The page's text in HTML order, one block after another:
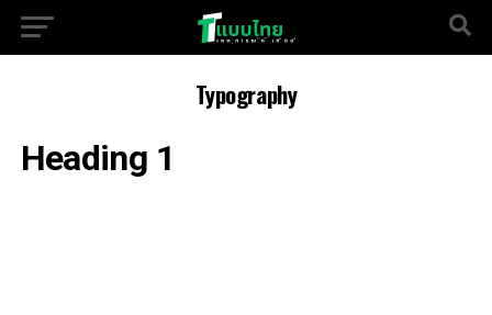
Typography
Heading 1